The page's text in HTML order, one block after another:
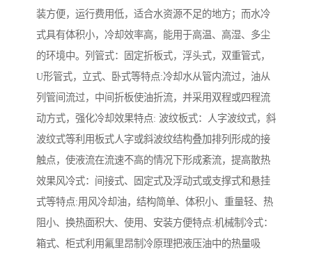
装方便，运行费用低，适合水资源不足的地方；而水冷
式具有体积小，冷却效率高，能用于高温、高湿、多尘
的环境中。列管式：固定折板式，浮头式，双重管式，
U形管式，立式、卧式等特点:冷却水从管内流过，油从
列管间流过，中间折板使油折流，并采用双程或四程流
动方式，强化冷却效果特点: 波纹板式：人字波纹式，斜
波纹式等利用板式人字或斜波纹结构叠加排列形成的接
触点，使液流在流速不高的情况下形成紊流，提高散热
效果风冷式：间接式、固定式及浮动式或支撑式和悬挂
式等特点:用风冷却油，结构简单、体积小、重量轻、热
阻小、换热面积大、使用、安装方便特点:机械制冷式：
箱式、柜式利用氟里昂制冷原理把液压油中的热量吸